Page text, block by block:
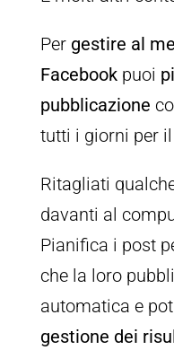
Per gestire al
Facebookpuoi
pubblicazione
tutti i giorni per
Ritagliati
davanti al
Pianifica i post
che la loro
automatica e
gestione dei